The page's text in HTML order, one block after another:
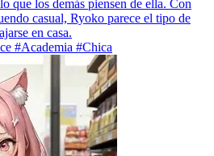
que los demás piensen de ella. Con
casual, Ryoko parece el tipo de
en casa.
#Academia #Chica